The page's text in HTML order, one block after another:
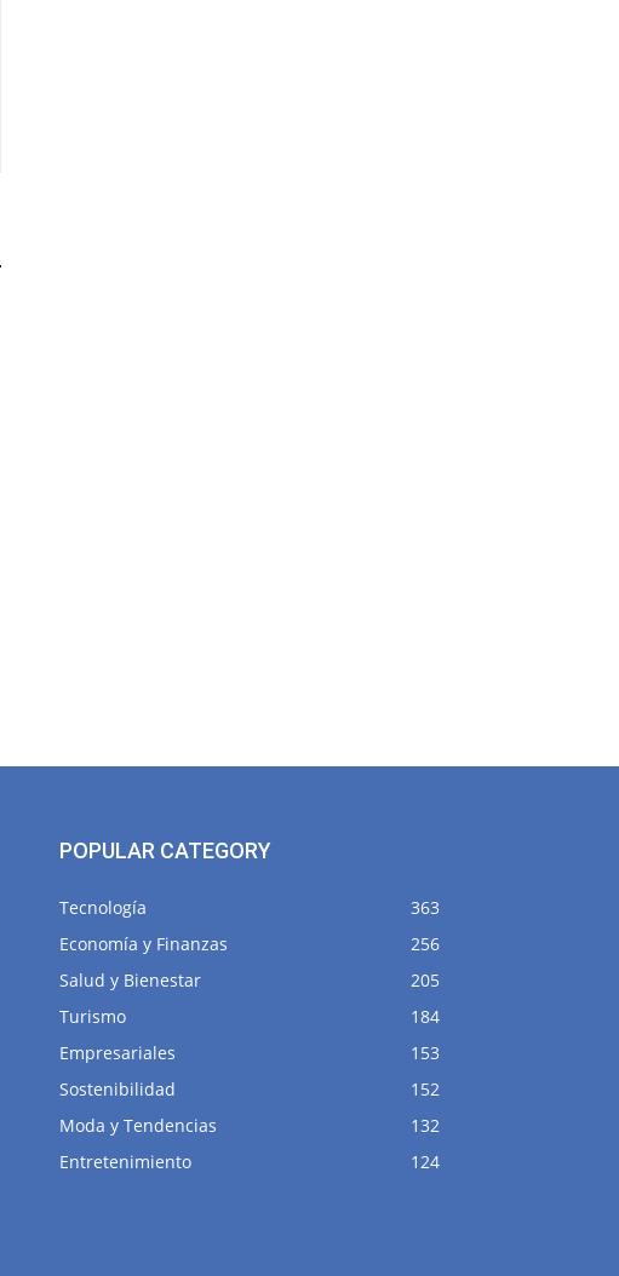
POPULAR CATEGORY
Tecnología
363
Economía y Finanzas
256
Salud y Bienestar
205
Turismo
184
Empresariales
153
Sostenibilidad
152
Moda y Tendencias
132
Entretenimiento
124